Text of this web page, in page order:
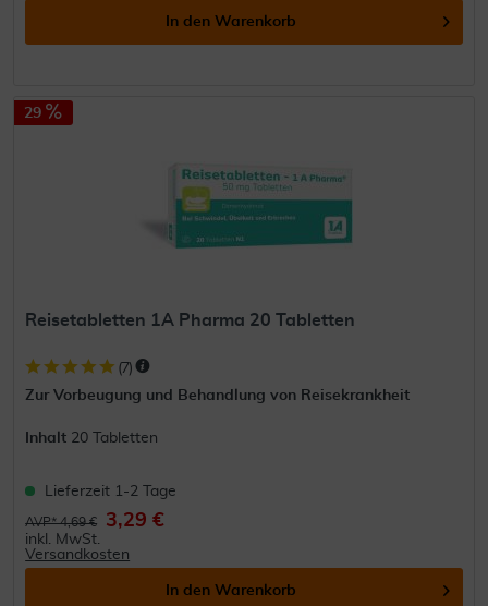
In den Warenkorb
29
Reisetabletten 1A Pharma 20 Tabletten
(7)
Zur Vorbeugung und Behandlung von Reisekrankheit
Inhalt 20 Tabletten
Lieferzeit 1-2 Tage
AVP* 4,69 € 3,29 €
inkl. MwSt.
Versandkosten
In den Warenkorb